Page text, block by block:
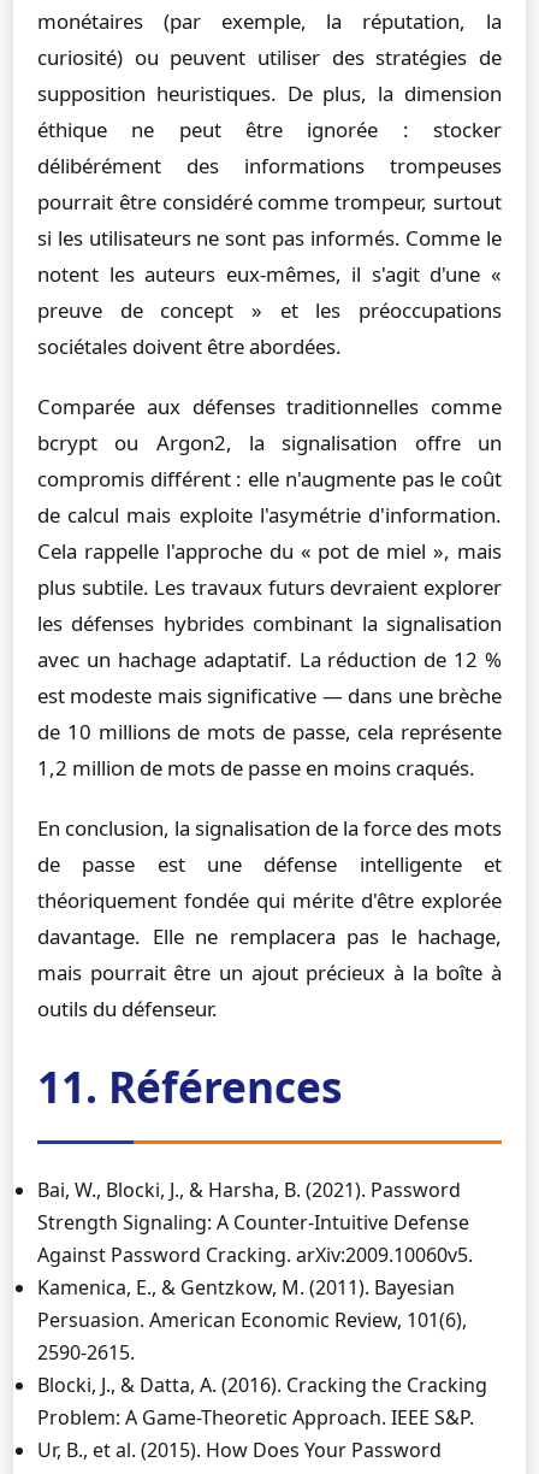
monétaires (par exemple, la réputation, la
curiosité) ou peuvent utiliser des stratégies de
supposition heuristiques. De plus, la dimension
éthique ne peut être ignorée : stocker
délibérément des informations trompeuses
pourrait être considéré comme trompeur, surtout
si les utilisateurs ne sont pas informés. Comme le
notent les auteurs eux-mêmes, il s'agit d'une «
preuve de concept » et les préoccupations
sociétales doivent être abordées.
Comparée aux défenses traditionnelles comme
bcrypt ou Argon2, la signalisation offre un
compromis différent : elle n'augmente pas le coût
de calcul mais exploite l'asymétrie d'information.
Cela rappelle l'approche du « pot de miel », mais
plus subtile. Les travaux futurs devraient explorer
les défenses hybrides combinant la signalisation
avec un hachage adaptatif. La réduction de 12 %
est modeste mais significative — dans une brèche
de 10 millions de mots de passe, cela représente
1,2 million de mots de passe en moins craqués.
En conclusion, la signalisation de la force des mots
de passe est une défense intelligente et
théoriquement fondée qui mérite d'être explorée
davantage. Elle ne remplacera pas le hachage,
mais pourrait être un ajout précieux à la boîte à
outils du défenseur.
11. Références
Bai, W., Blocki, J., & Harsha, B. (2021). Password
Strength Signaling: A Counter-Intuitive Defense
Against Password Cracking. arXiv:2009.10060v5.
Kamenica, E., & Gentzkow, M. (2011). Bayesian
Persuasion. American Economic Review, 101(6),
2590-2615.
Blocki, J., & Datta, A. (2016). Cracking the Cracking
Problem: A Game-Theoretic Approach. IEEE S&P.
Ur, B., et al. (2015). How Does Your Password